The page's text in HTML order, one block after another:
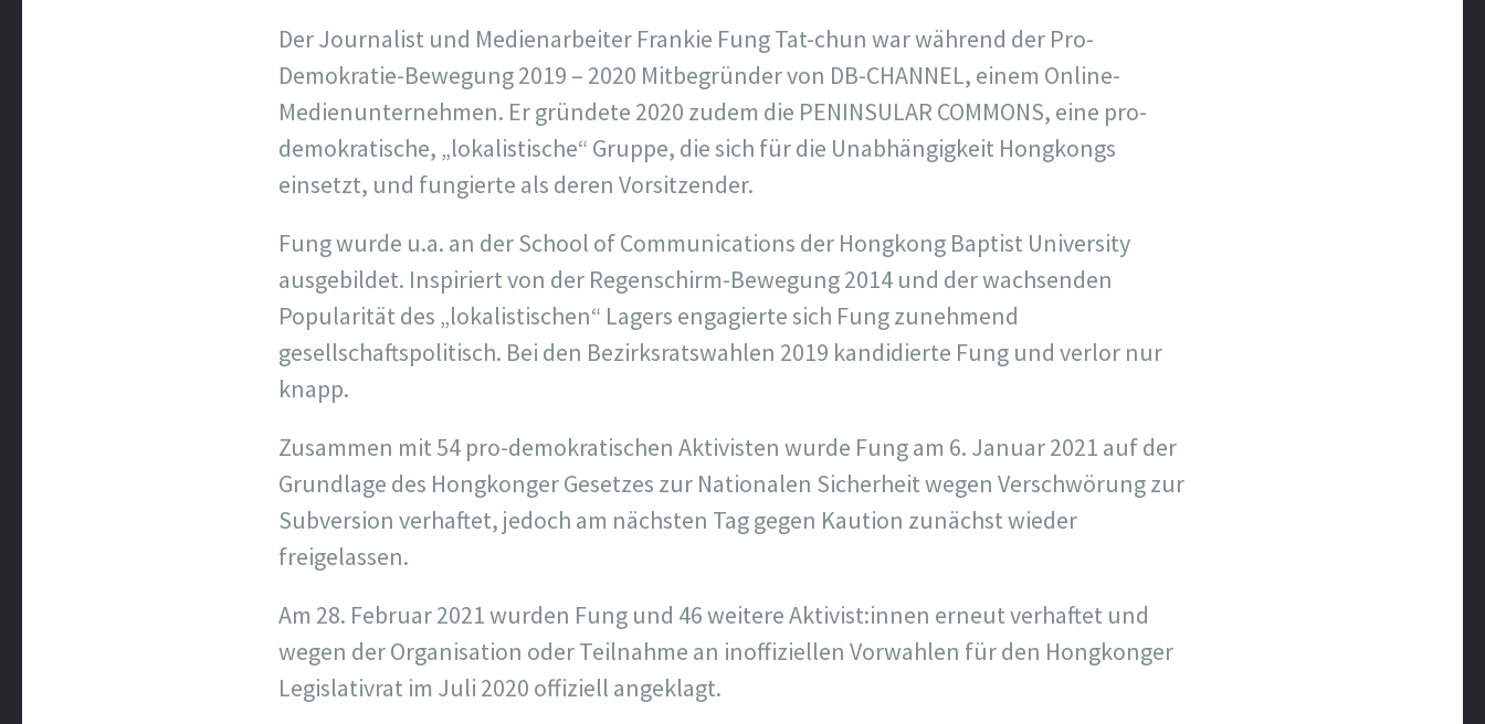
Der Journalist und Medienarbeiter Frankie Fung Tat-chun war während der Pro-
Demokratie-Bewegung 2019 – 2020 Mitbegründer von DB-CHANNEL, einem Online-
Medienunternehmen. Er gründete 2020 zudem die PENINSULAR COMMONS, eine pro-
demokratische, „lokalistische“ Gruppe, die sich für die Unabhängigkeit Hongkongs
einsetzt, und fungierte als deren Vorsitzender.
Fung wurde u.a. an der School of Communications der Hongkong Baptist University
ausgebildet. Inspiriert von der Regenschirm-Bewegung 2014 und der wachsenden
Popularität des „lokalistischen“ Lagers engagierte sich Fung zunehmend
gesellschaftspolitisch. Bei den Bezirksratswahlen 2019 kandidierte Fung und verlor nur
knapp.
Zusammen mit 54 pro-demokratischen Aktivisten wurde Fung am 6. Januar 2021 auf der
Grundlage des Hongkonger Gesetzes zur Nationalen Sicherheit wegen Verschwörung zur
Subversion verhaftet, jedoch am nächsten Tag gegen Kaution zunächst wieder
freigelassen.
Am 28. Februar 2021 wurden Fung und 46 weitere Aktivist:innen erneut verhaftet und
wegen der Organisation oder Teilnahme an inoffiziellen Vorwahlen für den Hongkonger
Legislativrat im Juli 2020 offiziell angeklagt.